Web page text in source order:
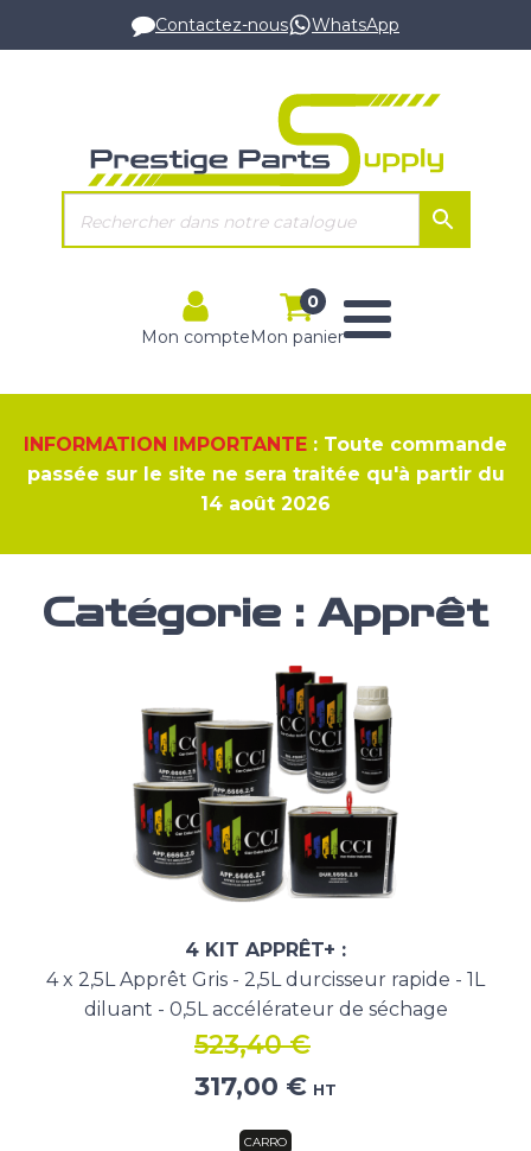
Contactez-nous WhatsApp
Mon compteMon panier
0
INFORMATION IMPORTANTE : Toute commande
passée sur le site ne sera traitée qu'à partir du
14 août 2026
Catégorie : Apprêt
4 KIT APPRÊT+ :
4 x 2,5L Apprêt Gris - 2,5L durcisseur rapide - 1L
diluant - 0,5L accélérateur de séchage
523,40€
Le
initial
317,00 €LeHT
CARRO